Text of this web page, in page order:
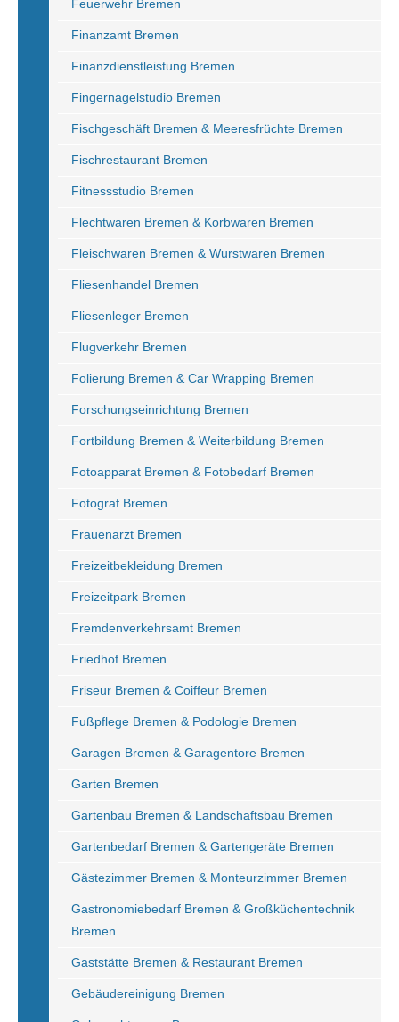
Feuerwehr Bremen
Finanzamt Bremen
Finanzdienstleistung Bremen
Fingernagelstudio Bremen
Fischgeschäft Bremen & Meeresfrüchte Bremen
Fischrestaurant Bremen
Fitnessstudio Bremen
Flechtwaren Bremen & Korbwaren Bremen
Fleischwaren Bremen & Wurstwaren Bremen
Fliesenhandel Bremen
Fliesenleger Bremen
Flugverkehr Bremen
Folierung Bremen & Car Wrapping Bremen
Forschungseinrichtung Bremen
Fortbildung Bremen & Weiterbildung Bremen
Fotoapparat Bremen & Fotobedarf Bremen
Fotograf Bremen
Frauenarzt Bremen
Freizeitbekleidung Bremen
Freizeitpark Bremen
Fremdenverkehrsamt Bremen
Friedhof Bremen
Friseur Bremen & Coiffeur Bremen
Fußpflege Bremen & Podologie Bremen
Garagen Bremen & Garagentore Bremen
Garten Bremen
Gartenbau Bremen & Landschaftsbau Bremen
Gartenbedarf Bremen & Gartengeräte Bremen
Gästezimmer Bremen & Monteurzimmer Bremen
Gastronomiebedarf Bremen & Großküchentechnik
Bremen
Gaststätte Bremen & Restaurant Bremen
Gebäudereinigung Bremen